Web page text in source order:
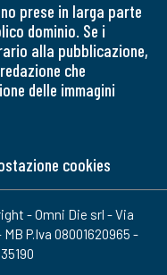
prese in larga parte
dominio. Se i
alla pubblicazione,
che
delle immagini
cookies
- Omni Die srl - Via
P.Iva 08001620965 -